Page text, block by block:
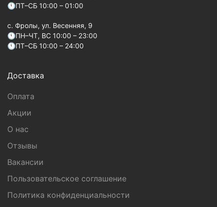
🕚ПТ–СБ 10:00 – 01:00
c. Фролы, ул. Весенняя, 9
🕚ПН–ЧТ, ВС 10:00 – 23:00
🕚ПТ–СБ 10:00 – 24:00
Доставка
Оплата
Акции
О нас
Отзывы
Вакансии
Пользовательское соглашение
Политика конфиденциальности